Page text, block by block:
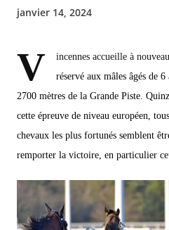
janvier 14, 2024
V
incennes accueille à
réservé aux mâles âgés de
2700 mètres de la Grande Piste.
cette épreuve de niveau européen,
chevaux les plus fortunés semblent
remporter la victoire, en particulier